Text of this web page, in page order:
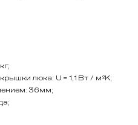
люка: U = 1,1 Вт / м²K;
36мм;